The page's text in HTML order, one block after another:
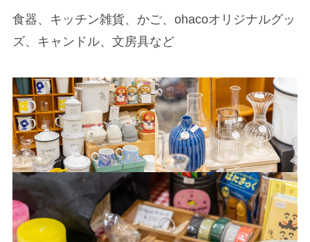
食器、キッチン雑貨、かご、ohacoオリジナルグッ
ズ、キャンドル、文房具など